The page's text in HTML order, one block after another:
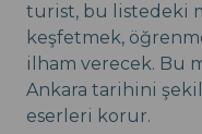
turist, bu listedeki
keşfetmek,
ilham verecek. Bu
Ankara tarihini
eserleri korur.